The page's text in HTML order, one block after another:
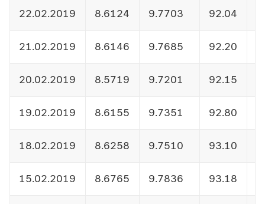
22.02.2019 8.6124 9.7703 92.04
21.02.2019 8.6146 9.7685 92.20
20.02.2019 8.5719 9.7201 92.15
19.02.2019 8.6155 9.7351 92.80
18.02.2019 8.6258 9.7510 93.10
15.02.2019 8.6765 9.7836 93.18